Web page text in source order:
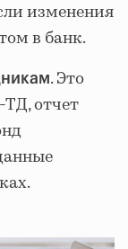
изменения
в банк.
. Это
отчет